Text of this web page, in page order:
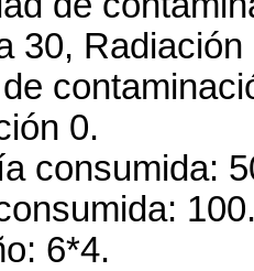
30, Radiación
0.
consumida:
6*4.